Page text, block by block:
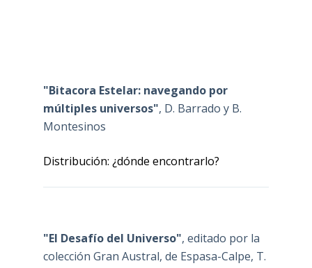
"Bitacora Estelar: navegando por
múltiples universos", D. Barrado y B.
Montesinos
Distribución: ¿dónde encontrarlo?
"El Desafío del Universo", editado por la
colección Gran Austral, de Espasa-Calpe, T.